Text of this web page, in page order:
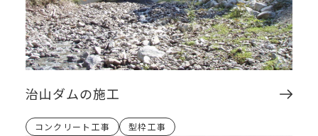
治山ダムの施工
コンクリート工事 型枠工事